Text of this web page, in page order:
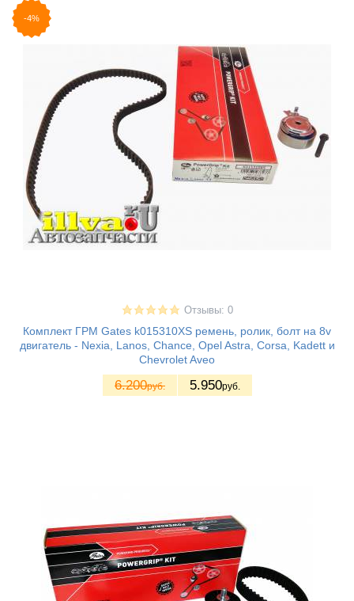
-4%
Отзывы: 0
Комплект ГРМ Gates k015310XS ремень, ролик, болт на 8v
двигатель - Nexia, Lanos, Chance, Opel Astra, Corsa, Kadett и
Chevrolet Aveo
6.200руб. 5.950руб.